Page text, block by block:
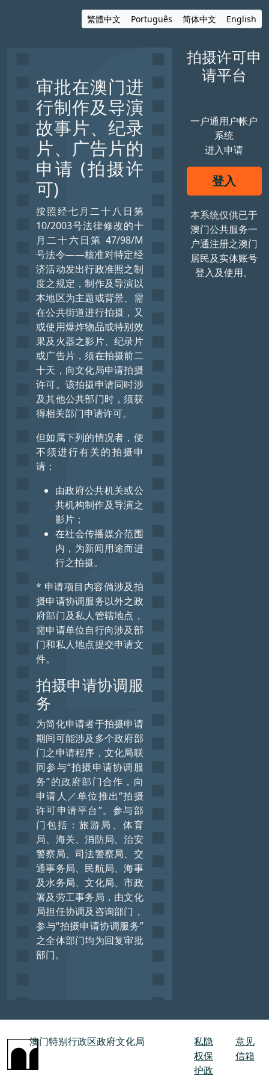
繁體中文 Português 简体中文 English
审批在澳门进
行制作及导演
故事片、纪录
片、广告片的
申请 (拍摄许
可)
按照经七月二十八日第
10/2003号法律修改的十
月二十六日第 47/98/M
号法令——核准对特定经
济活动发出行政准照之制
度之规定，制作及导演以
本地区为主题或背景、需
在公共街道进行拍摄，又
或使用爆炸物品或特别效
果及火器之影片、纪录片
或广告片，须在拍摄前二
十天，向文化局申请拍摄
许可。该拍摄申请同时涉
及其他公共部门时，须获
得相关部门申请许可。
但如属下列的情况者，便
不须进行有关的拍摄申
请：
由政府公共机关或公
共机构制作及导演之
影片；
在社会传播媒介范围
内，为新闻用途而进
行之拍摄。
* 申请项目内容倘涉及拍
摄申请协调服务以外之政
府部门及私人管辖地点，
需申请单位自行向涉及部
门和私人地点提交申请文
件。
拍摄申请协调服
务
为简化申请者于拍摄申请
期间可能涉及多个政府部
门之申请程序，文化局联
同参与“拍摄申请协调服
务”的政府部门合作，向
申请人／单位推出“拍摄
许可申请平台”。参与部
门包括：旅游局、体育
局、海关、消防局、治安
警察局、司法警察局、交
通事务局、民航局、海事
及水务局、文化局、市政
署及劳工事务局，由文化
局担任协调及咨询部门，
参与“拍摄申请协调服务”
之全体部门均为回复审批
部门。
拍摄许可申
请平台
一户通用户帐户
系统
进入申请
登入
本系统仅供已于
澳门公共服务一
户通注册之澳门
居民及实体账号
登入及使用。
澳门特别行政区政府文化局
私隐
权保
护政
意见
信箱